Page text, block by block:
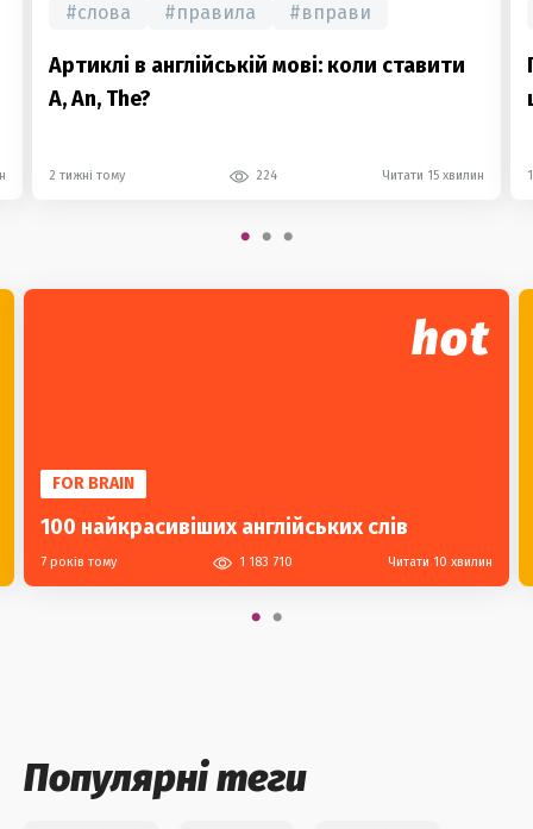
#слова #правила #вправи
Артиклі в англійській мові: коли ставити
A, An, The?
2 тижні тому 224 Читати 15 хвилин
hot
FOR BRAIN
100 найкрасивіших англійських слів
7 років тому 1 183 710 Читати 10 хвилин
Популярні теги